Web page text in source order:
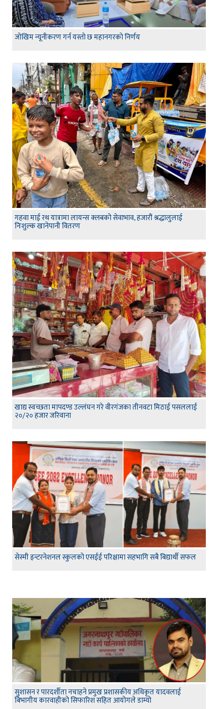
जाेखिम न्यूनीकरण गर्न यस्ताे छ महानगरकाे निर्णय
गहवा माई रथ यात्रामा लायन्स क्लबको सेवाभाव, हजारौं श्रद्धालुलाई
निःशुल्क खानेपानी वितरण
खाद्य स्वच्छता मापदण्ड उल्लंघन गरे वीरगंजका तीनवटा मिठाई पसललाई
२०/२० हजार जरिवाना
सेस्मी इन्टरनेशनल स्कुलको एसईई परिक्षामा सहभागि सबै बिद्यार्थी सफल
सुशासन र पारदर्शीता नचाहने प्रमुख प्रशासकीय अधिकृत यादवलाई
बिभागीय कारवाहीको सिफारिश सहित आयोगले डाम्यो